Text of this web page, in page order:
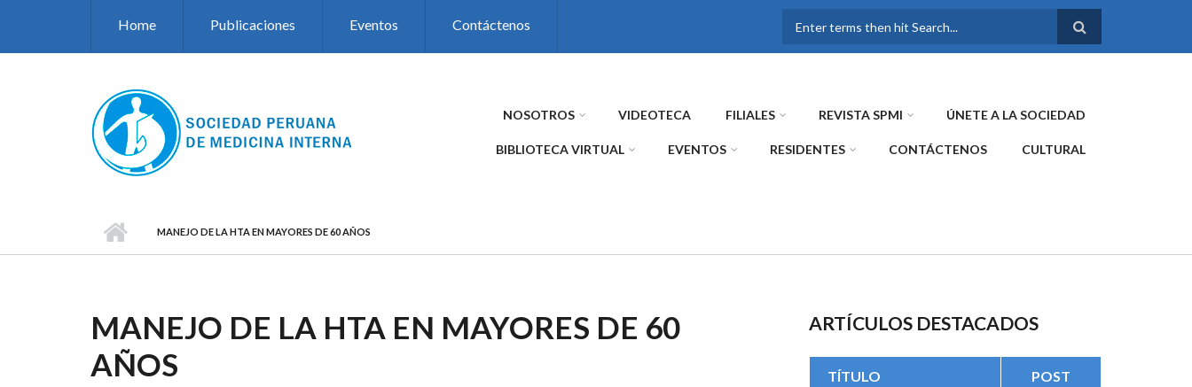
Home Publicaciones Eventos Contáctenos
FORMULARIO DE
NOSOTROS VIDEOTECA FILIALES REVISTA SPMI ÚNETE A LA SOCIEDAD
BIBLIOTECA VIRTUAL EVENTOS RESIDENTES CONTÁCTENOS CULTURAL
MANEJO DE LA HTA EN MAYORES DE 60 AÑOS
MANEJO DE LA HTA EN MAYORES DE 60
AÑOS
ARTÍCULOS DESTACADOS
TÍTULO
POST